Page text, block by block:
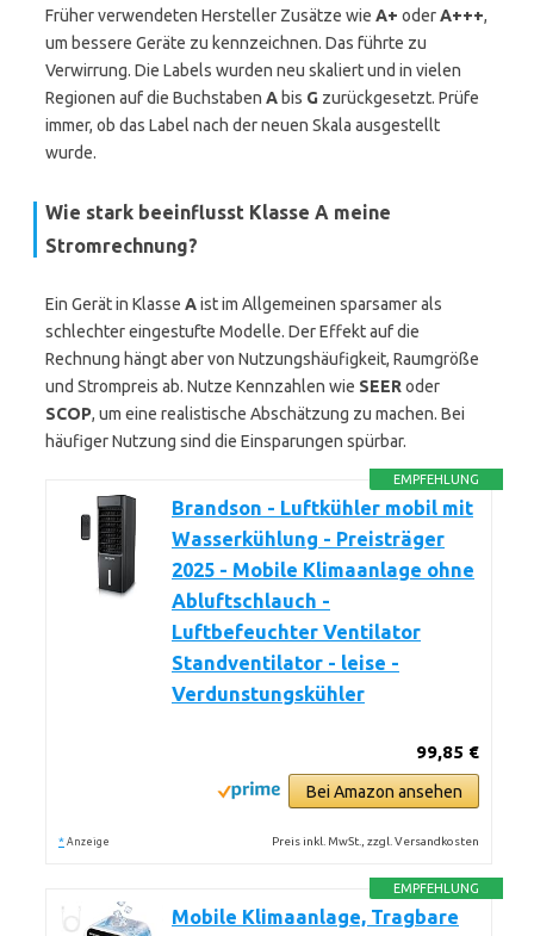
Früher verwendeten Hersteller Zusätze wie A+ oderA+++,
um bessere Geräte zu kennzeichnen. Das führte zu
Verwirrung. Die Labels wurden neu skaliert und in vielen
Regionen auf die Buchstaben A bis G zurückgesetzt. Prüfe
immer, ob das Label nach der neuen Skala ausgestellt
wurde.
Wie stark beeinflusst Klasse A meine
Stromrechnung?
Ein Gerät in Klasse Aist im Allgemeinen sparsamer als
schlechter eingestufte Modelle. Der Effekt auf die
Rechnung hängt aber von Nutzungshäufigkeit, Raumgröße
und Strompreis ab. Nutze Kennzahlen wie SEER oder
SCOP, um eine realistische Abschätzung zu machen. Bei
häufiger Nutzung sind die Einsparungen spürbar.
EMPFEHLUNG
Brandson - Luftkühler mobil mit
Wasserkühlung - Preisträger
2025 - Mobile Klimaanlage ohne
Abluftschlauch -
Luftbefeuchter Ventilator
Standventilator - leise -
Verdunstungskühler
99,85 €
Bei Amazon ansehen
* Anzeige Preis inkl. MwSt., zzgl. Versandkosten
EMPFEHLUNG
Mobile Klimaanlage, Tragbare